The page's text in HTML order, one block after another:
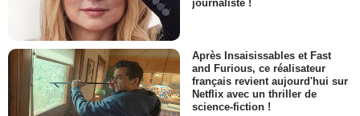
journaliste !
Après Insaisissables et Fast
and Furious, ce réalisateur
français revient aujourd'hui sur
Netflix avec un thriller de
science-fiction !